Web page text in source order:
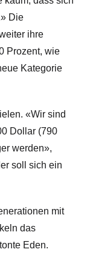
Die
ihre
Prozent, wie
Kategorie
«Wir sind
Dollar (790
werden»,
soll sich ein
mit
das
Eden.